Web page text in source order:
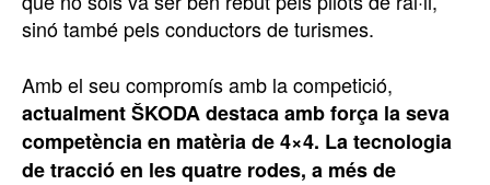
sinó també pels conductors de turismes.
Amb el seu compromís amb la competició,
actualment ŠKODA destaca amb força la seva
competència en matèria de 4×4. La tecnologia
de tracció en les quatre rodes, a més de